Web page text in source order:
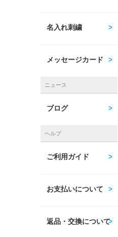
名入れ刺繍
メッセージカード
ニュース
ブログ
ヘルプ
ご利用ガイド
お支払いについて
返品・交換について